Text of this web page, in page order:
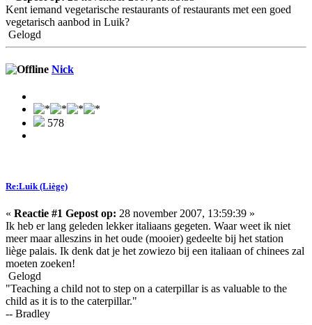
Kent iemand vegetarische restaurants of restaurants met een goed
vegetarisch aanbod in Luik?
Gelogd
Nick
578
Re:Luik (Liège)
« Reactie #1 Gepost op: 28 november 2007, 13:59:39 »
Ik heb er lang geleden lekker italiaans gegeten. Waar weet ik niet
meer maar alleszins in het oude (mooier) gedeelte bij het station
liège palais. Ik denk dat je het zowiezo bij een italiaan of chinees zal
moeten zoeken!
Gelogd
"Teaching a child not to step on a caterpillar is as valuable to the
child as it is to the caterpillar."
-- Bradley